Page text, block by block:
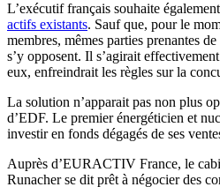
L’exécutif français souhaite
actifs existants. Sauf que, pour le
membres, mêmes parties prenantes
s’y opposent. Il s’agirait
eux, enfreindrait les règles sur la
La solution n’apparait pas non plus
d’EDF. Le premier énergéticien et
investir en fonds dégagés de ses
Auprès d’EURACTIV France, le
Runacher se dit prêt à négocier des